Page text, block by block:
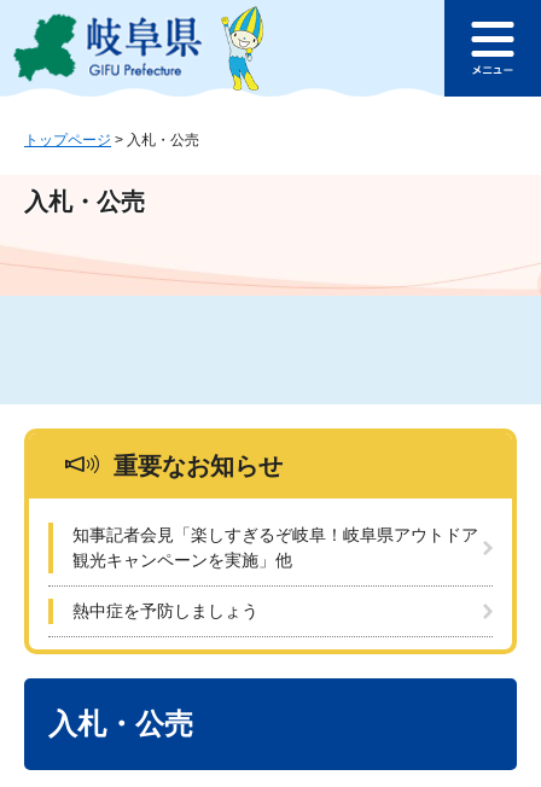
ジ
ュ
文
このページの本文へ
ュ
トップページ > 入札・公売
入札・公売
重要なお知らせ
知事記者会見「楽しすぎるぞ岐阜！岐阜県アウトドア
観光キャンペーンを実施」他
熱中症を予防しましょう
入札・公売